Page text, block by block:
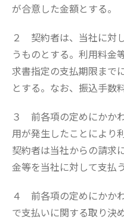
が合意した金額とする。
２ 契約者は、当社に対
うものとする。利用料金
求書指定の支払期限まで
とする。なお、振込手数
３ 前各項の定めにかか
用が発生したことにより
契約者は当社からの請求
金等を当社に対して支払
４ 前各項の定めにかか
で支払いに関する取り決